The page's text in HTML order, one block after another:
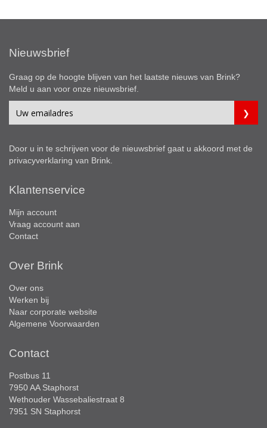
Nieuwsbrief
Graag op de hoogte blijven van het laatste nieuws van Brink?
Meld u aan voor onze nieuwsbrief.
Door u in te schrijven voor de nieuwsbrief gaat u akkoord met de
privacyverklaring van Brink.
Klantenservice
Mijn account
Vraag account aan
Contact
Over Brink
Over ons
Werken bij
Naar corporate website
Algemene Voorwaarden
Contact
Postbus 11
7950 AA Staphorst
Wethouder Wassebaliestraat 8
7951 SN Staphorst